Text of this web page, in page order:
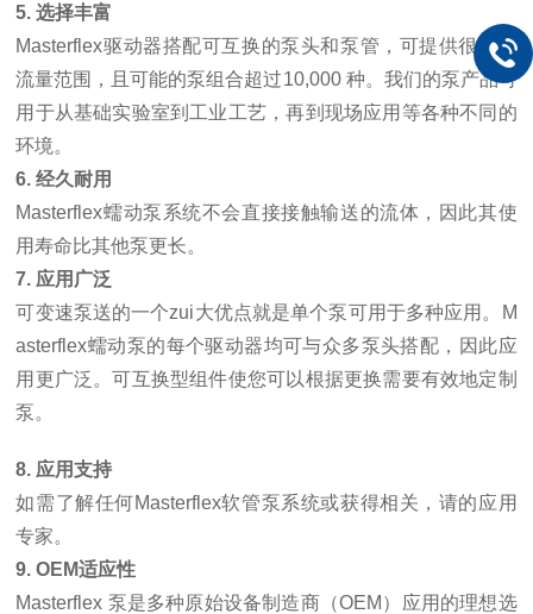
5. 选择丰富
Masterflex驱动器搭配可互换的泵头和泵管，可提供很大的
流量范围，且可能的泵组合超过10,000 种。我们的泵产品可
用于从基础实验室到工业工艺，再到现场应用等各种不同的
环境。
6. 经久耐用
Masterflex蠕动泵系统不会直接接触输送的流体，因此其使
用寿命比其他泵更长。
7. 应用广泛
可变速泵送的一个zui大优点就是单个泵可用于多种应用。M
asterflex蠕动泵的每个驱动器均可与众多泵头搭配，因此应
用更广泛。可互换型组件使您可以根据更换需要有效地定制
泵。
8. 应用支持
如需了解任何Masterflex软管泵系统或获得相关，请的应用
专家。
9. OEM适应性
Masterflex 泵是多种原始设备制造商（OEM）应用的理想选